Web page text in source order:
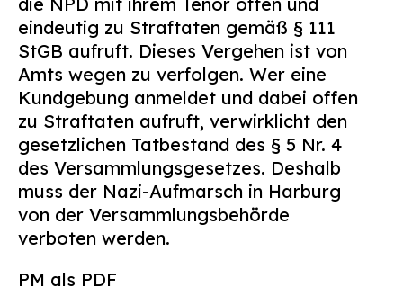
eindeutig zu Straftaten gemäß § 111
StGB aufruft. Dieses Vergehen ist von
Amts wegen zu verfolgen. Wer eine
Kundgebung anmeldet und dabei offen
zu Straftaten aufruft, verwirklicht den
gesetzlichen Tatbestand des § 5 Nr. 4
des Versammlungsgesetzes. Deshalb
muss der Nazi-Aufmarsch in Harburg
von der Versammlungsbehörde
verboten werden.
PM als PDF